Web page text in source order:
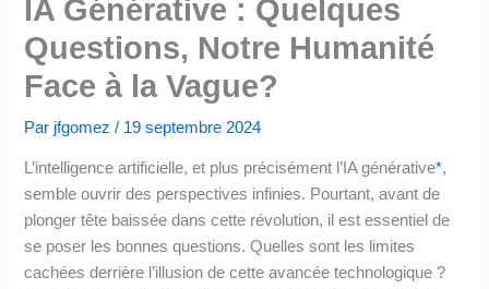
IA Générative : Quelques
Questions, Notre Humanité
Face à la Vague?
Par jfgomez/ 19 septembre 2024
L’intelligence artificielle, et plus précisément l’IA générative*,
semble ouvrir des perspectives infinies. Pourtant, avant de
plonger tête baissée dans cette révolution, il est essentiel de
se poser les bonnes questions. Quelles sont les limites
cachées derrière l’illusion de cette avancée technologique ?